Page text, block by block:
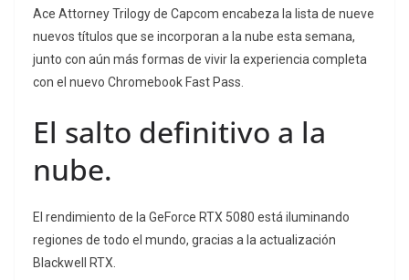
Ace Attorney Trilogy de Capcom encabeza la lista de nueve
nuevos títulos que se incorporan a la nube esta semana,
junto con aún más formas de vivir la experiencia completa
con el nuevo Chromebook Fast Pass.
El salto definitivo a la
nube.
El rendimiento de la GeForce RTX 5080 está iluminando
regiones de todo el mundo, gracias a la actualización
Blackwell RTX.